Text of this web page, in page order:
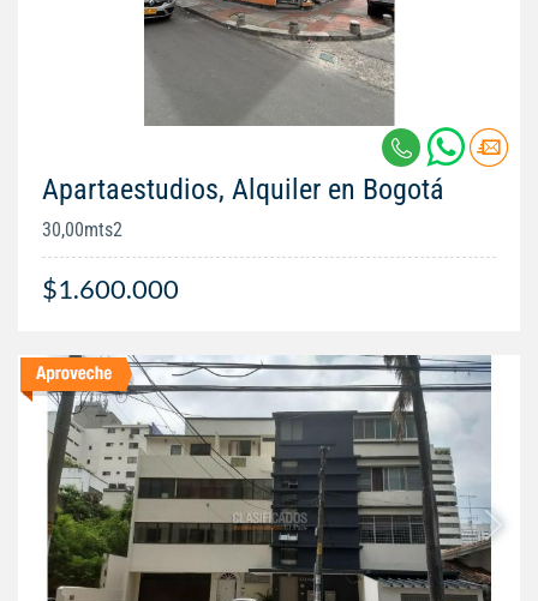
Apartaestudios, Alquiler en Bogotá
30,00mts2
$1.600.000